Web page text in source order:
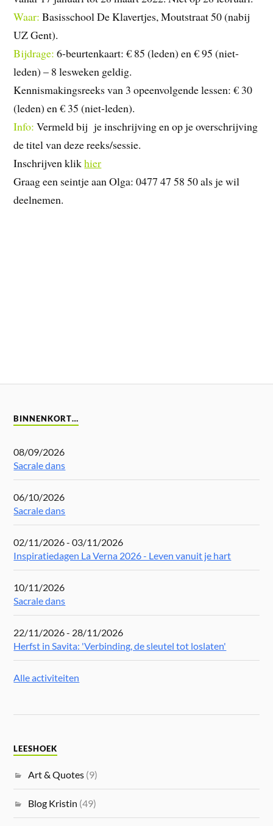
Waar: Basisschool De Klavertjes, Moutstraat 50 (nabij
UZ Gent).
Bijdrage: 6-beurtenkaart: € 85 (leden) en € 95 (niet-
leden) – 8 lesweken geldig.
Kennismakingsreeks van 3 opeenvolgende lessen: € 30
(leden) en € 35 (niet-leden).
Info: Vermeld bij je inschrijving en op je overschrijving
de titel van deze reeks/sessie.
Inschrijven klikhier
Graag een seintje aan Olga: 0477 47 58 50 als je wil
deelnemen.
BINNENKORT…
08/09/2026
Sacrale dans
06/10/2026
Sacrale dans
02/11/2026 - 03/11/2026
Inspiratiedagen La Verna 2026 - Leven vanuit je hart
10/11/2026
Sacrale dans
22/11/2026 - 28/11/2026
Herfst in Savita: 'Verbinding, de sleutel tot loslaten'
Alle activiteiten
LEESHOEK
Art & Quotes (9)
Blog Kristin (49)